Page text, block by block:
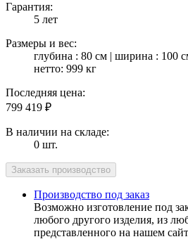
Гарантия:
5 лет
Размеры и вес:
глубина : 80 см | ширина : 100
нетто: 999 кг
Последняя цена:
799 419 ₽
В наличии на складе:
0 шт.
Производство под заказ
Возможно изготовление под
любого другого изделия, из
представленного на нашем